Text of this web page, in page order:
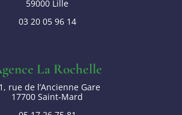
59000 Lille
03 20 05 96 14
La Rochelle
rue de l’Ancienne Gare
17700 Saint-Mard